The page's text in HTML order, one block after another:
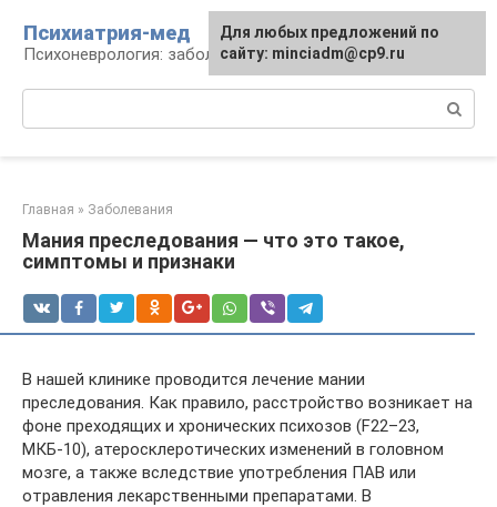
контенту
Психиатрия-мед
Психоневрология: заболевания и терапия
Главная » Заболевания
Мания преследования — что это такое,
симптомы и признаки
В нашей клинике проводится лечение мании
преследования. Как правило, расстройство возникает на
фоне преходящих и хронических психозов (F22–23,
МКБ-10), атеросклеротических изменений в головном
мозге, а также вследствие употребления ПАВ или
отравления лекарственными препаратами. В
Для любых предложений по
сайту: minciadm@cp9.ru